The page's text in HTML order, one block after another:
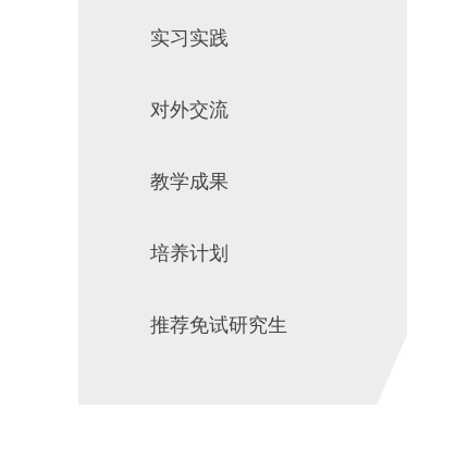
实习实践
对外交流
教学成果
培养计划
推荐免试研究生